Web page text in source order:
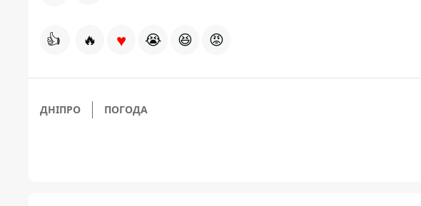
👍 🔥 ♥ 😭 😆 😡
ДНІПРО ПОГОДА